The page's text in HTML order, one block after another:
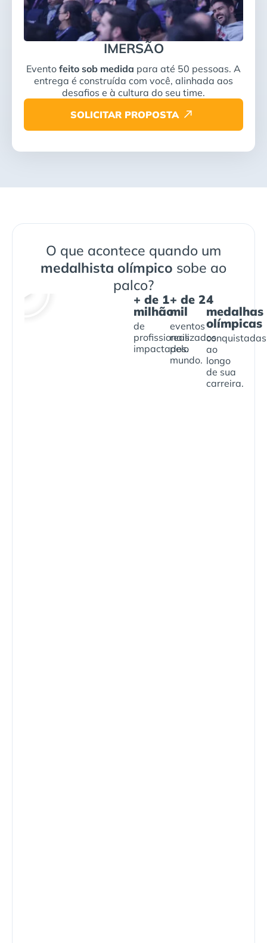
IMERSÃO
Evento feito sob medida para até 50 pessoas. A
entrega é construída com você, alinhada aos
desafios e à cultura do seu time.
SOLICITAR PROPOSTA
O que acontece quando um
medalhista olímpico sobe ao
palco?
+ de 1
milhão
de
profissionais
impactados.
+ de 2
mil
eventos
realizados
pelo
mundo.
4
medalhas
olímpicas
conquistadas
ao
longo
de sua
carreira.